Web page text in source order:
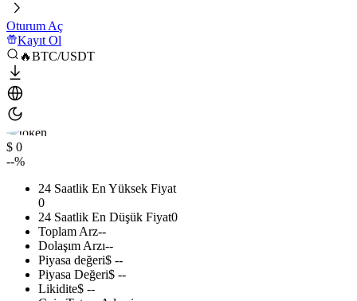
Oturum Aç
Kayıt Ol
🔥BTC/USDT
$ 0
--%
24 Saatlik En Yüksek Fiyat
0
24 Saatlik En Düşük Fiyat0
Toplam Arz--
Dolaşım Arzı--
Piyasa değeri$ --
Piyasa Değeri$ --
Likidite$ --